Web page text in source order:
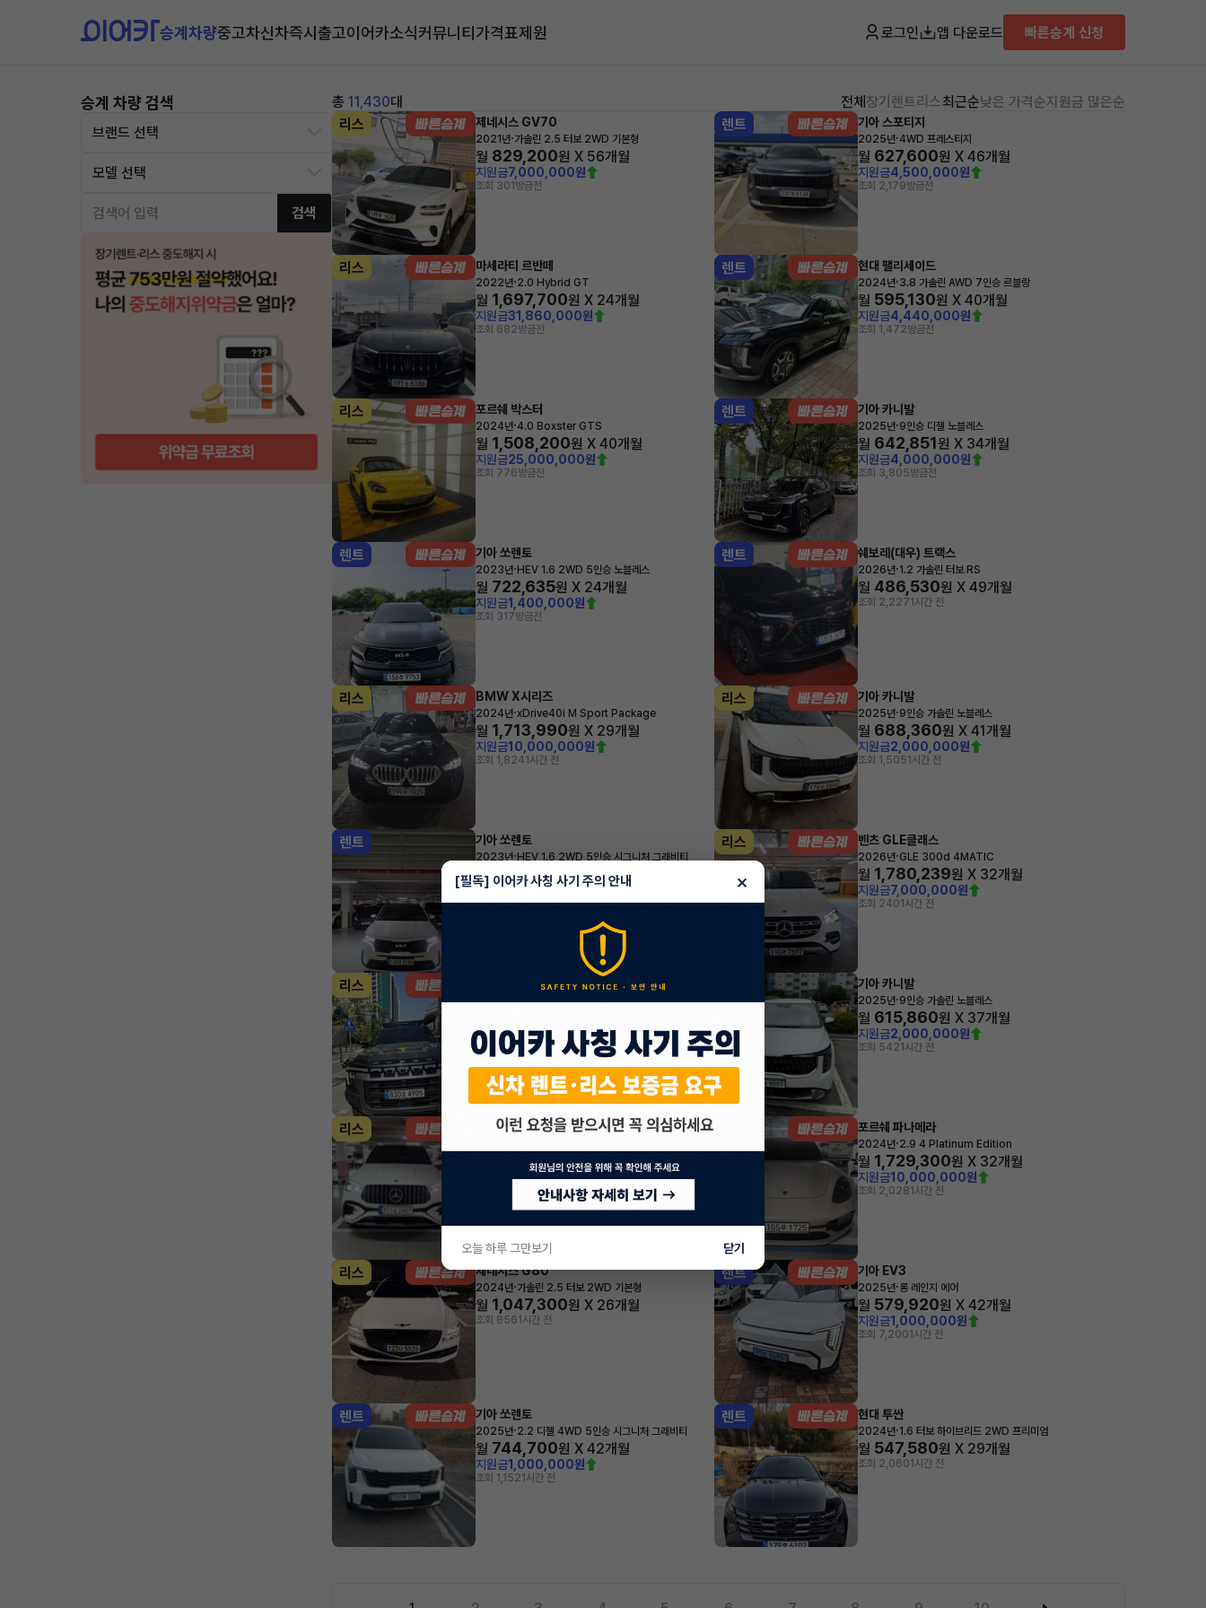
승계차량중고차신차즉시출고이어카소식커뮤니티가격표제원 로그인 앱 다운로드 빠른승계 신청
승계 차량 검색
검색
총 11,430대 전체 장기렌트리스최근순낮은 가격순지원금 많은순
리스
제네시스 GV70
2021년·가솔린 2.5 터보 2WD 기본형
월 829,200원 X 56개월
지원금7,000,000원
조회 301 방금전
렌트 기아 스포티지
2025년·4WD 프레스티지
월 627,600원 X 46개월
지원금4,500,000원
조회 2,179방금전
리스 마세라티 르반떼
2022년·2.0 Hybrid GT
월 1,697,700원 X 24개월
지원금31,860,000원
조회 682방금전
렌트 현대 팰리세이드
2024년·3.8 가솔린 AWD 7인승 르블랑
월 595,130원 X 40개월
지원금4,440,000원
조회 1,472방금전
리스 포르쉐 박스터
2024년·4.0 Boxster GTS
월 1,508,200원 X 40개월
지원금25,000,000원
조회 776방금전
렌트 기아 카니발
2025년·9인승 디젤 노블레스
월 642,851원 X 34개월
지원금4,000,000원
조회 3,805방금전
렌트 기아 쏘렌토
2023년· HEV 1.6 2WD 5인승 노블레스
월 722,635원 X 24개월
지원금1,400,000원
조회 317방금전
렌트 쉐보레(대우) 트랙스
2026년·1.2 가솔린 터보 RS
월 486,530원 X 49개월
조회 2,2271시간 전
리스 BMW X시리즈
2024년·xDrive40i M Sport Package
월 1,713,990원 X 29개월
지원금10,000,000원
조회 1,8241시간 전
리스 기아 카니발
2025년·9인승 가솔린 노블레스
월 688,360원 X 41개월
지원금2,000,000원
조회 1,5051시간 전
렌트 기아 쏘렌토
2023년· HEV 1.6 2WD 5인승 시그니처 그래비티
월 800,700 원 X20 개월
지원금 3,500,000원
조회 921시간 전
리스 벤츠 GLE클래스
2026년·GLE 300d 4MATIC
월 1,780,239원 X 32개월
지원금7,000,000원
조회 2401시간 전
리스 KG모빌리티(쌍용) 무쏘
2026년·2.2 디젤 4WD M7
조회 480 1시간 전
#저신용
기아 카니발
2025년·9인승 가솔린 노블레스
월 615,860원 X 37개월
지원금2,000,000원
조회 5421시간 전
리스 벤츠 GLE클래스
2,219,100원 X 34개월
10,000,000원
1시간 전
포르쉐 파나메라
2024년·2.9 4 Platinum Edition
월 1,729,300원 X 32개월
지원금10,000,000원
조회 2,0281시간 전
리스 제네시스 G80
2024년·가솔린 2.5 터보 2WD 기본형
월 1,047,300원 X 26개월
조회 8561시간 전
렌트 기아 EV3
2025년·롱 레인지 에어
월 579,920원 X 42개월
지원금1,000,000원
조회 7,2001시간 전
렌트 기아 쏘렌토
2025년·2.2 디젤 4WD 5인승 시그니처 그래비티
월 744,700원 X 42개월
지원금1,000,000원
조회 1,1521시간 전
렌트 현대 투싼
2024년·1.6 터보 하이브리드 2WD 프리미엄
월 547,580원 X 29개월
조회 2,0601시간 전
[필독] 이어카 사칭 사기 주의 안내 ×
오늘 하루 그만보기 닫기